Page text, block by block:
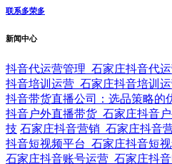
联系多荣多
新闻中心
抖音代运营管理_石家庄抖音代
抖音培训运营_石家庄抖音培训
抖音带货直播公司：选品策略的
抖音户外直播带货_石家庄抖音
技 石家庄抖音营销_石家庄抖音
抖音短视频平台_石家庄抖音短
石家庄抖音账号运营_石家庄抖